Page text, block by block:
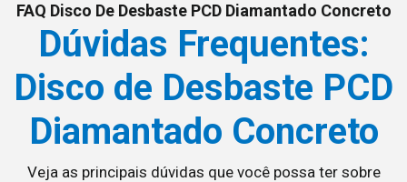
FAQ Disco De Desbaste PCD Diamantado Concreto
Dúvidas Frequentes:
Disco de Desbaste PCD
Diamantado Concreto
Veja as principais dúvidas que você possa ter sobre